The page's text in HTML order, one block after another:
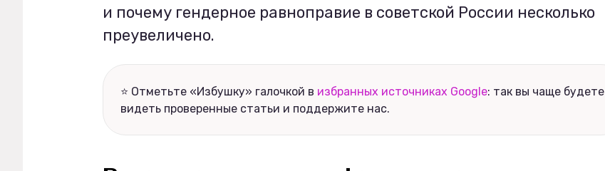
и почему гендерное равноправие в советской России несколько
преувеличено.
⭐ Отметьте «Избушку» галочкой в избранных источниках Google: так вы чаще будете
видеть проверенные статьи и поддержите нас.